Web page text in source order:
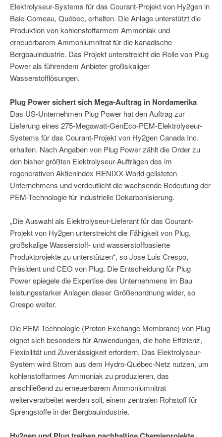
Elektrolyseur-Systems für das Courant-Projekt von Hy2gen in
Baie-Comeau, Québec, erhalten. Die Anlage unterstützt die
Produktion von kohlenstoffarmem Ammoniak und
erneuerbarem Ammoniumnitrat für die kanadische
Bergbauindustrie. Das Projekt unterstreicht die Rolle von Plug
Power als führendem Anbieter großskaliger
Wasserstofflösungen.
Plug Power sichert sich Mega-Auftrag in Nordamerika
Das US-Unternehmen Plug Power hat den Auftrag zur
Lieferung eines 275-Megawatt-GenEco-PEM-Elektrolyseur-
Systems für das Courant-Projekt von Hy2gen Canada Inc.
erhalten. Nach Angaben von Plug Power zählt die Order zu
den bisher größten Elektrolyseur-Aufträgen des im
regenerativen Aktienindex RENIXX-World gelisteten
Unternehmens und verdeutlicht die wachsende Bedeutung der
PEM-Technologie für industrielle Dekarbonisierung.
„Die Auswahl als Elektrolyseur-Lieferant für das Courant-
Projekt von Hy2gen unterstreicht die Fähigkeit von Plug,
großskalige Wasserstoff- und wasserstoffbasierte
Produktprojekte zu unterstützen“, so Jose Luis Crespo,
Präsident und CEO von Plug. Die Entscheidung für Plug
Power spiegele die Expertise des Unternehmens im Bau
leistungsstarker Anlagen dieser Größenordnung wider, so
Crespo weiter.
Die PEM-Technologie (Proton Exchange Membrane) von Plug
eignet sich besonders für Anwendungen, die hohe Effizienz,
Flexibilität und Zuverlässigkeit erfordern. Das Elektrolyseur-
System wird Strom aus dem Hydro-Québec-Netz nutzen, um
kohlenstoffarmes Ammoniak zu produzieren, das
anschließend zu erneuerbarem Ammoniumnitrat
weiterverarbeitet werden soll, einem zentralen Rohstoff für
Sprengstoffe in der Bergbauindustrie.